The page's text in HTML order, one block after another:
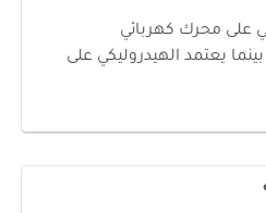
على محرك كهربائي
يعتمد الهيدروليكي على